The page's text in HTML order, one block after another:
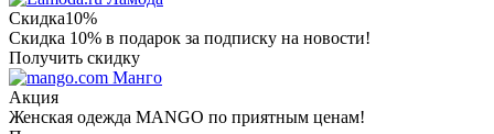
Скидка10%
Скидка 10% в подарок за подписку на новости!
Получить скидку
Манго
Акция
Женская одежда MANGO по приятным ценам!